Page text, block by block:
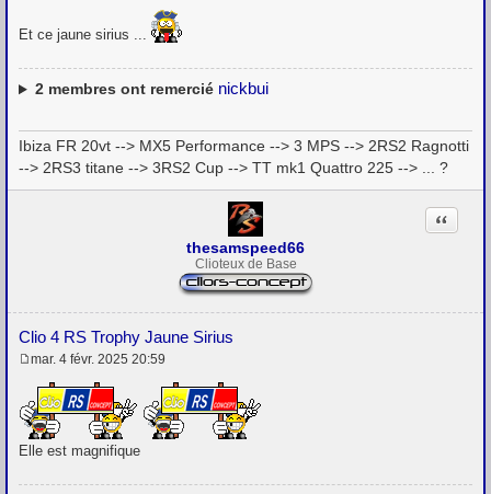
Et ce jaune sirius ...
2membres ont remercié nickbui
Ibiza FR 20vt --> MX5 Performance --> 3 MPS --> 2RS2 Ragnotti
--> 2RS3 titane --> 3RS2 Cup --> TT mk1 Quattro 225 --> ... ?
thesamspeed66
Clioteux de Base
Clio 4 RS Trophy Jaune Sirius
Citation
e
s
s
a
g
mar. 4 févr. 2025 20:59
Elle est magnifique